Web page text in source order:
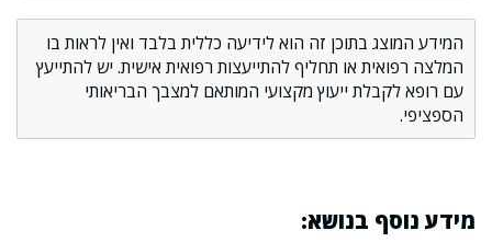
המידע המוצג בתוכן זה הוא לידיעה כללית בלבד ואין לראות בו
המלצה רפואית או תחליף להתייעצות רפואית אישית. יש להתייעץ
עם רופא לקבלת ייעוץ מקצועי המותאם למצבך הבריאותי
הספציפי.
מידע נוסף בנושא: